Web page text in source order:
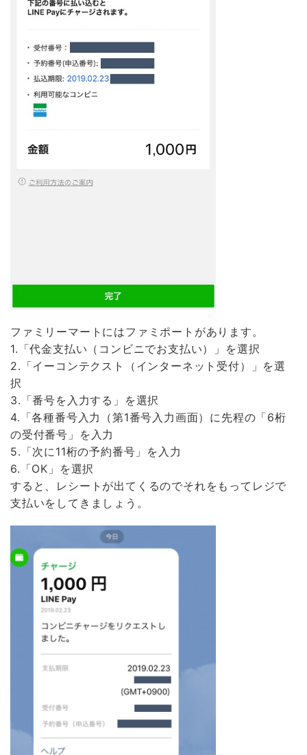
ファミリーマートにはファミポートがあります。
1.「代金支払い（コンビニでお支払い）」を選択
2.「イーコンテクスト（インターネット受付）」を選
択
3.「番号を入力する」を選択
4.「各種番号入力（第1番号入力画面）に先程の「6桁
の受付番号」を入力
5.「次に11桁の予約番号」を入力
6.「OK」を選択
すると、レシートが出てくるのでそれをもってレジで
支払いをしてきましょう。